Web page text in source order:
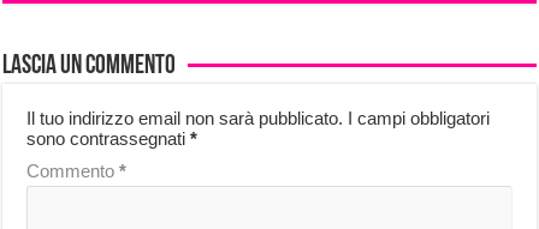
Lascia un commento
Il tuo indirizzo email non sarà pubblicato. I campi obbligatori
sono contrassegnati*
Commento*